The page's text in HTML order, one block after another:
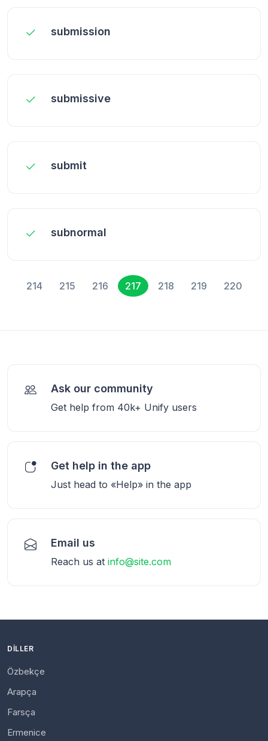
submission
submissive
submit
subnormal
214 215 216 217 218 219 220
Ask our community
Get help from 40k+ Unify users
Get help in the app
Just head to «Help» in the app
Email us
Reach us at info@site.com
DILLER
Özbekçe
Arapça
Farsça
Ermenice